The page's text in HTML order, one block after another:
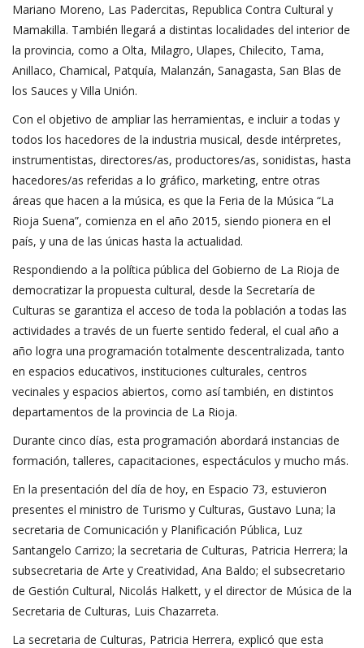
Mariano Moreno, Las Padercitas, Republica Contra Cultural y
Mamakilla. También llegará a distintas localidades del interior de
la provincia, como a Olta, Milagro, Ulapes, Chilecito, Tama,
Anillaco, Chamical, Patquía, Malanzán, Sanagasta, San Blas de
los Sauces y Villa Unión.
Con el objetivo de ampliar las herramientas, e incluir a todas y
todos los hacedores de la industria musical, desde intérpretes,
instrumentistas, directores/as, productores/as, sonidistas, hasta
hacedores/as referidas a lo gráfico, marketing, entre otras
áreas que hacen a la música, es que la Feria de la Música “La
Rioja Suena”, comienza en el año 2015, siendo pionera en el
país, y una de las únicas hasta la actualidad.
Respondiendo a la política pública del Gobierno de La Rioja de
democratizar la propuesta cultural, desde la Secretaría de
Culturas se garantiza el acceso de toda la población a todas las
actividades a través de un fuerte sentido federal, el cual año a
año logra una programación totalmente descentralizada, tanto
en espacios educativos, instituciones culturales, centros
vecinales y espacios abiertos, como así también, en distintos
departamentos de la provincia de La Rioja.
Durante cinco días, esta programación abordará instancias de
formación, talleres, capacitaciones, espectáculos y mucho más.
En la presentación del día de hoy, en Espacio 73, estuvieron
presentes el ministro de Turismo y Culturas, Gustavo Luna; la
secretaria de Comunicación y Planificación Pública, Luz
Santangelo Carrizo; la secretaria de Culturas, Patricia Herrera; la
subsecretaria de Arte y Creatividad, Ana Baldo; el subsecretario
de Gestión Cultural, Nicolás Halkett, y el director de Música de la
Secretaria de Culturas, Luis Chazarreta.
La secretaria de Culturas, Patricia Herrera, explicó que esta